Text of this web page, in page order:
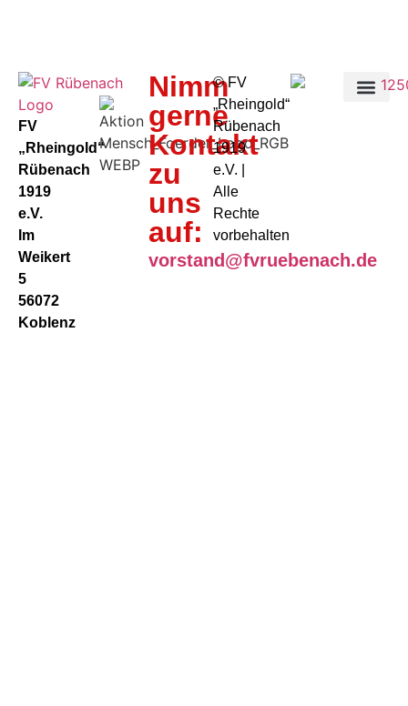
FV
„Rheingold“
Rübenach
1919
e.V.
Im
Weikert
5
56072
Koblenz
Nimm
gerne
Kontakt
zu
uns
auf:
vorstand@fvruebenach.de
©️ FV
„Rheingold“
Rübenach
1919
e.V. |
Alle
Rechte
vorbehalten